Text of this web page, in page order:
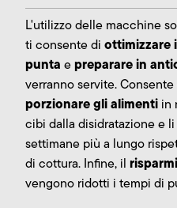
L'utilizzo delle macchine
ti consente di ottimizzare
punta epreparare in
verranno servite. Consente
porzionare gli alimenti in
cibi dalla disidratazione e
settimane più a lungo
di cottura. Infine, il
vengono ridotti i tempi di